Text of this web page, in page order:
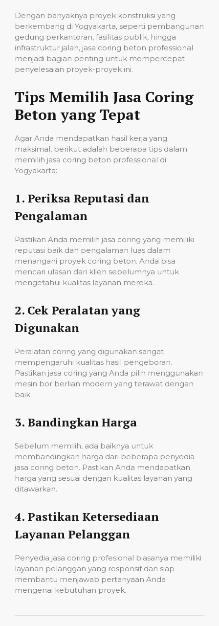
Dengan banyaknya proyek konstruksi yang
berkembang di Yogyakarta, seperti pembangunan
gedung perkantoran, fasilitas publik, hingga
infrastruktur jalan, jasa coring beton professional
menjadi bagian penting untuk mempercepat
penyelesaian proyek-proyek ini.
Tips Memilih Jasa Coring
Beton yang Tepat
Agar Anda mendapatkan hasil kerja yang
maksimal, berikut adalah beberapa tips dalam
memilih jasa coring beton professional di
Yogyakarta:
1. Periksa Reputasi dan
Pengalaman
Pastikan Anda memilih jasa coring yang memiliki
reputasi baik dan pengalaman luas dalam
menangani proyek coring beton. Anda bisa
mencari ulasan dari klien sebelumnya untuk
mengetahui kualitas layanan mereka.
2. Cek Peralatan yang
Digunakan
Peralatan coring yang digunakan sangat
mempengaruhi kualitas hasil pengeboran.
Pastikan jasa coring yang Anda pilih menggunakan
mesin bor berlian modern yang terawat dengan
baik.
3. Bandingkan Harga
Sebelum memilih, ada baiknya untuk
membandingkan harga dari beberapa penyedia
jasa coring beton. Pastikan Anda mendapatkan
harga yang sesuai dengan kualitas layanan yang
ditawarkan.
4. Pastikan Ketersediaan
Layanan Pelanggan
Penyedia jasa coring profesional biasanya memiliki
layanan pelanggan yang responsif dan siap
membantu menjawab pertanyaan Anda
mengenai kebutuhan proyek.